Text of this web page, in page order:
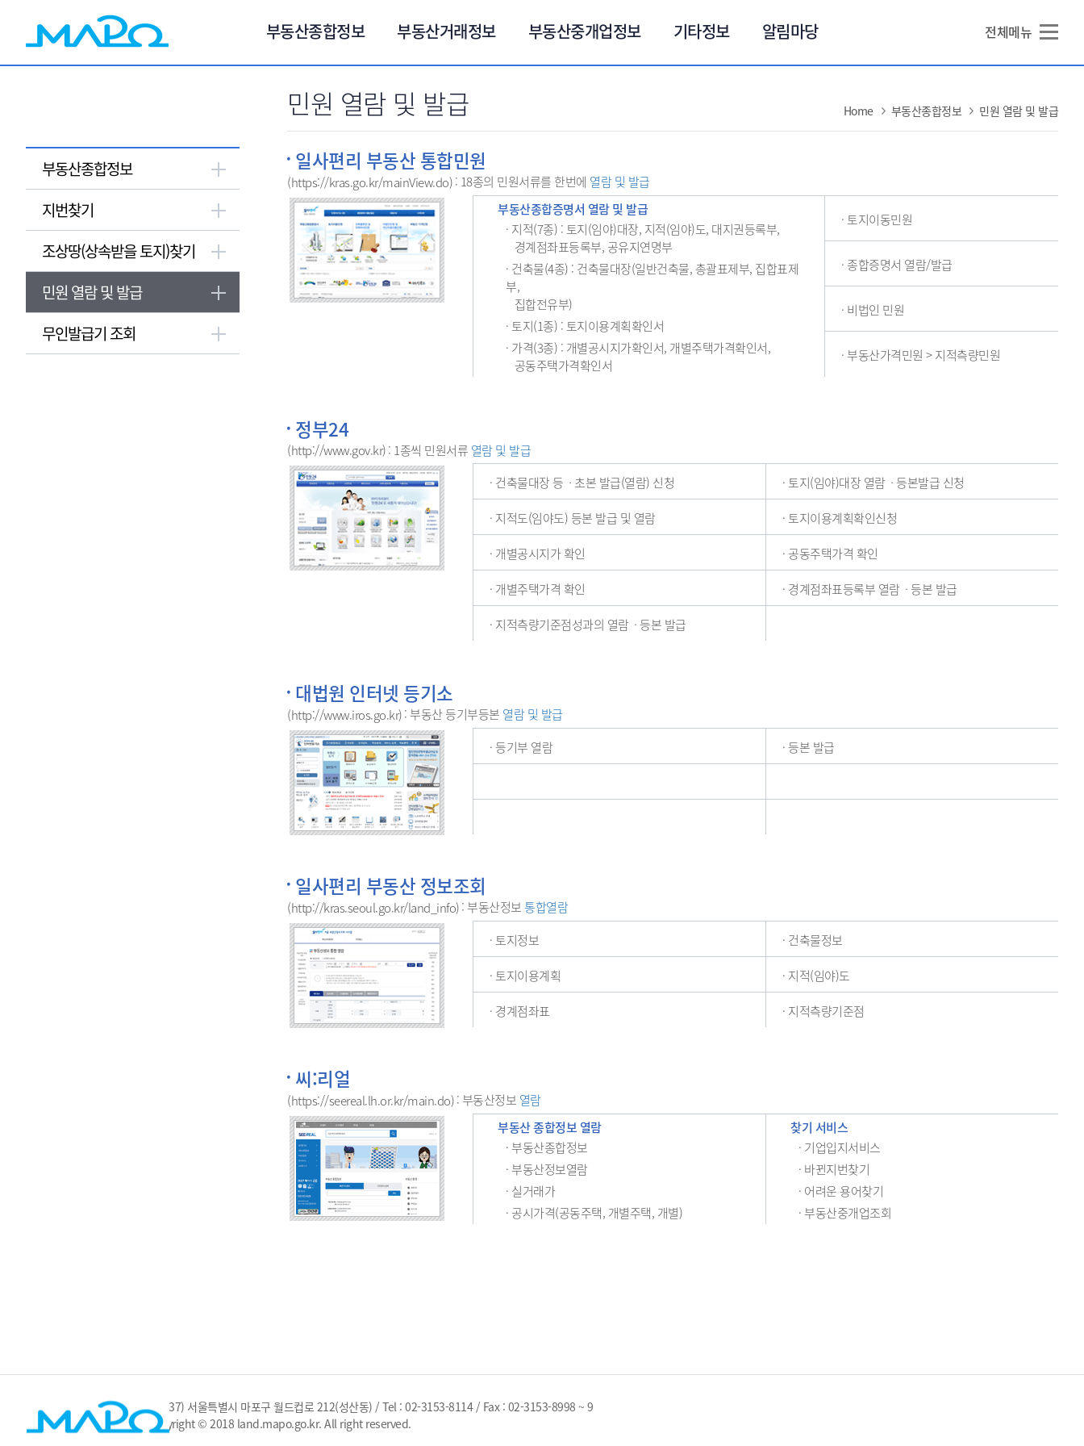
부동산종합정보 부동산거래정보 부동산중개업정보 기타정보 알림마당 전체메뉴
부동산종합정보
지번찾기
조상땅(상속받을 토지)찾기
민원 열람 및 발급
무인발급기 조회
민원 열람 및 발급 Home 부동산종합정보 민원 열람 및 발급
일사편리 부동산 통합민원
(https://kras.go.kr/mainView.do): 18종의 민원서류를 한번에 열람 및 발급
부동산종합증명서 열람 및 발급
· 지적(7종) : 토지(임야)대장, 지적(임야)도, 대지권등록부,
경계점좌표등록부, 공유지연명부
· 건축물(4종) : 건축물대장(일반건축물, 총괄표제부, 집합표제
부,
집합전유부)
· 토지(1종) : 토지이용계획확인서
· 가격(3종) : 개별공시지가확인서, 개별주택가격확인서,
공동주택가격확인서
· 토지이동민원
· 종합증명서 열람/발급
· 비법인 민원
· 부동산가격민원 > 지적측량민원
정부24
(http://www.gov.kr): 1종씩 민원서류 열람 및 발급
· 건축물대장 등ㆍ초본 발급(열람) 신청
· 토지(임야)대장 열람ㆍ등본발급 신청
· 지적도(임야도) 등본 발급 및 열람
· 토지이용계획확인신청
· 개별공시지가 확인
· 공동주택가격 확인
· 개별주택가격 확인
· 경계점좌표등록부 열람ㆍ등본 발급
· 지적측량기준점성과의 열람ㆍ등본 발급
대법원 인터넷 등기소
(http://www.iros.go.kr): 부동산 등기부등본 열람 및 발급
· 등기부 열람
· 등본 발급
일사편리 부동산 정보조회
(http://kras.seoul.go.kr/land_info): 부동산정보통합열람
· 토지정보
· 건축물정보
· 토지이용계획
· 지적(임야)도
· 경계점좌표
· 지적측량기준점
씨:리얼
(https://seereal.lh.or.kr/main.do): 부동산정보 열람
부동산 종합정보 열람
· 부동산종합정보
· 부동산정보열람
· 실거래가
· 공시가격(공동주택, 개별주택, 개별)
찾기 서비스
· 기업입지서비스
· 바뀐지번찾기
· 어려운 용어찾기
· 부동산중개업조회
(03937) 서울특별시 마포구 월드컵로 212(성산동) / Tel : 02-3153-8114 / Fax : 02-3153-8998 ~ 9
Copyright © 2018 land.mapo.go.kr. All right reserved.